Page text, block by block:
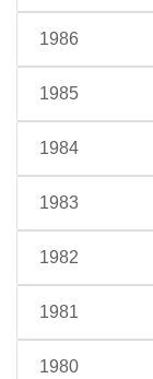
1986
1985
1984
1983
1982
1981
1980